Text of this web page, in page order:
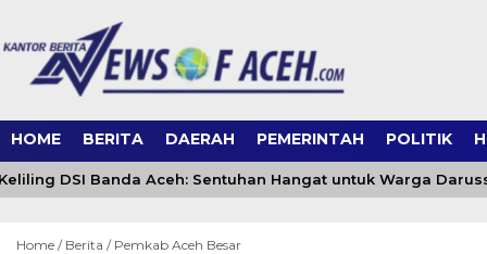
HOME BERITA DAERAH PEMERINTAH POLITIK
DSI Banda Aceh: Sentuhan Hangat untuk Warga
Home / Berita / Pemkab Aceh Besar